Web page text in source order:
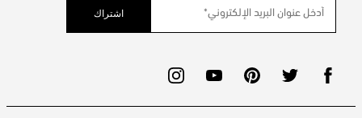
اشتراك